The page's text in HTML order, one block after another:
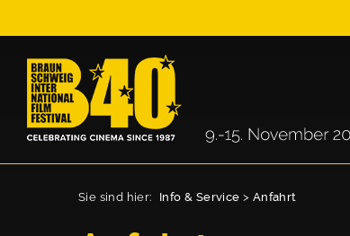
Sie sind hier: Info & Service > Anfahrt